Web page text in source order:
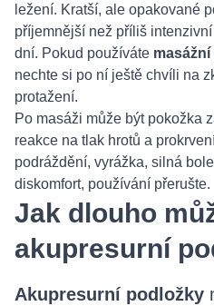
ležení. Kratší, ale opakované
příjemnější než příliš
dní. Pokud používáte
nechte si po ní ještě chvíli na
protažení.
Po masáži může být pokožka
reakce na tlak hrotů a
podráždění, vyrážka, silná
diskomfort, používání přerušte.
Jak dlouho
akupresurní
Akupresurní podložky